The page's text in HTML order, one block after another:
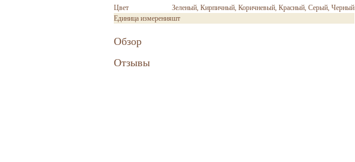
Цвет
Зеленый, Кирпичный, Коричневый, Красный, Серый, Черный
Единица измеренияшт
Обзор
Отзывы